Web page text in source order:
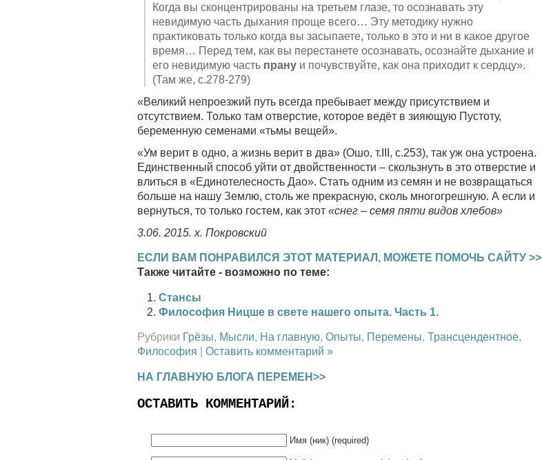
Когда вы сконцентрированы на третьем глазе, то осознавать эту
невидимую часть дыхания проще всего… Эту методику нужно
практиковать только когда вы засыпаете, только в это и ни в какое другое
время… Перед тем, как вы перестанете осознавать, осознайте дыхание и
его невидимую часть прану и почувствуйте, как она приходит к сердцу».
(Там же, с.278-279)
«Великий непроезжий путь всегда пребывает между присутствием и
отсутствием. Только там отверстие, которое ведёт в зияющую Пустоту,
беременную семенами «тьмы вещей».
«Ум верит в одно, а жизнь верит в два» (Ошо, т.III, с.253), так уж она устроена.
Единственный способ уйти от двойственности – скользнуть в это отверстие и
влиться в «Единотелесность Дао». Стать одним из семян и не возвращаться
больше на нашу Землю, столь же прекрасную, сколь многогрешную. А если и
вернуться, то только гостем, как этот «снег – семя пяти видов хлебов»
3.06. 2015. х. Покровский
ЕСЛИ ВАМ ПОНРАВИЛСЯ ЭТОТ МАТЕРИАЛ, МОЖЕТЕ ПОМОЧЬ САЙТУ >>
Также читайте - возможно по теме:
Стансы
Философия Ницше в свете нашего опыта. Часть 1.
Рубрики Грёзы, Мысли, На главную, Опыты, Перемены, Трансцендентное,
Философия
Оставить комментарий »
НА ГЛАВНУЮ БЛОГА ПЕРЕМЕН>>
ОСТАВИТЬ КОММЕНТАРИЙ:
Имя (ник) (required)